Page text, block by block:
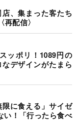
、集まった客たち
配信〉
ッポリ！1089円の
デザインがたまら
限に食える」サイゼ
い！「行ったら食べ